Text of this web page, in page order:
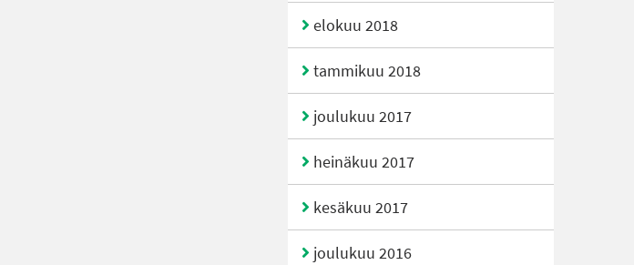
elokuu 2018
tammikuu 2018
joulukuu 2017
heinäkuu 2017
kesäkuu 2017
joulukuu 2016